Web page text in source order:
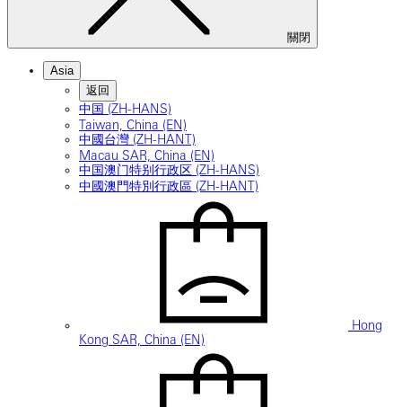
關閉
Asia
返回
中国 (ZH-HANS)
Taiwan, China (EN)
中國台灣 (ZH-HANT)
Macau SAR, China (EN)
中国澳门特别行政区 (ZH-HANS)
中國澳門特別行政區 (ZH-HANT)
Hong
Kong SAR, China (EN)